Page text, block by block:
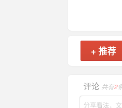
+ 推荐
评论 共有2